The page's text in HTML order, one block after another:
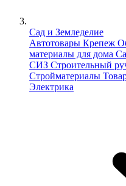
Сад и Земледелие
Автотовары Крепеж
материалы для дома
СИЗ Строительный
Стройматериалы
Электрика